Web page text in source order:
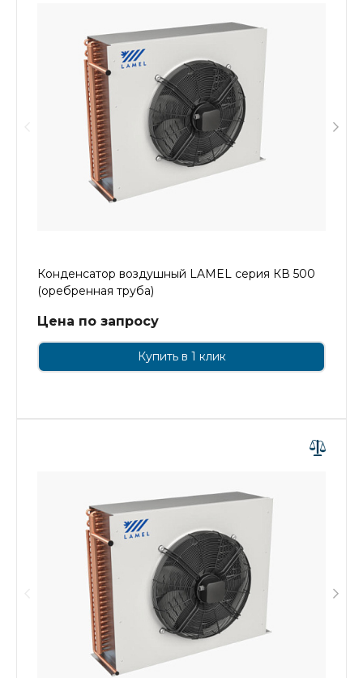
Конденсатор воздушный LAMEL серия КВ 500
(оребренная труба)
Цена по запросу
Купить в 1 клик